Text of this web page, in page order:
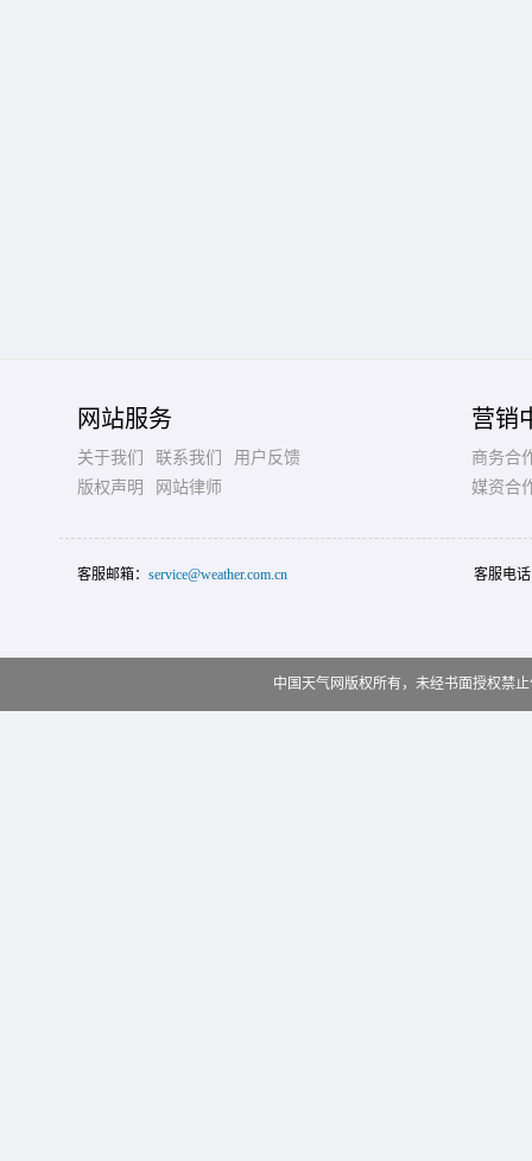
网站服务
关于我们 联系我们
用户反馈
版权声明
网站律师
营销
商务合
媒资合
客服邮箱： service@weather.com.cn 客服电
中国天气网版权所有，未经书面授权